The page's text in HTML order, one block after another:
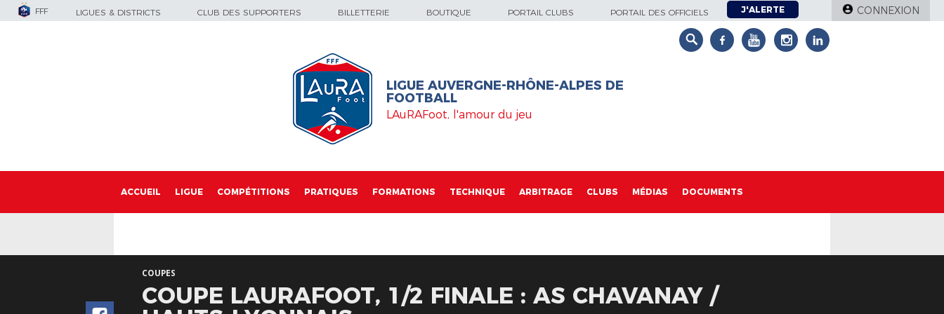
FFF LIGUES & DISTRICTS CLUB DES SUPPORTERS BILLETTERIE BOUTIQUE PORTAIL CLUBS PORTAIL DES OFFICIELS J'ALERTE CONNEXION
LIGUE AUVERGNE-RHÔNE-ALPES DE
FOOTBALL
LAuRAFoot, l'amour du jeu
ACCUEIL LIGUE COMPÉTITIONS PRATIQUES FORMATIONS TECHNIQUE ARBITRAGE CLUBS MÉDIAS DOCUMENTS
COUPES
COUPE LAURAFOOT, 1/2 FINALE : AS CHAVANAY /